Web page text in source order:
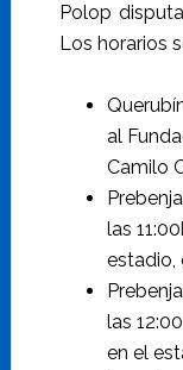
Polop
Los horarios
al
Camilo
las
estadio,
las
en el